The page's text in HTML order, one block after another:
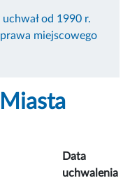
uchwał od 1990 r.
miejscowego
Data
uchwalenia